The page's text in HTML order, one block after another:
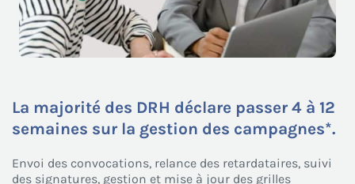
La majorité des DRH déclare passer 4 à 12
semaines sur la gestion des campagnes*.
Envoi des convocations, relance des retardataires, suivi
des signatures, gestion et mise à jour des grilles